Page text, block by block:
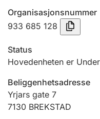
Tinglysing
Jeger
Ektepaktveileder
Organisasjonsnummer
933 685 128
Status
Hovedenheten er
Beliggenhetsadresse
Yrjars gate 7
7130 BREKSTAD